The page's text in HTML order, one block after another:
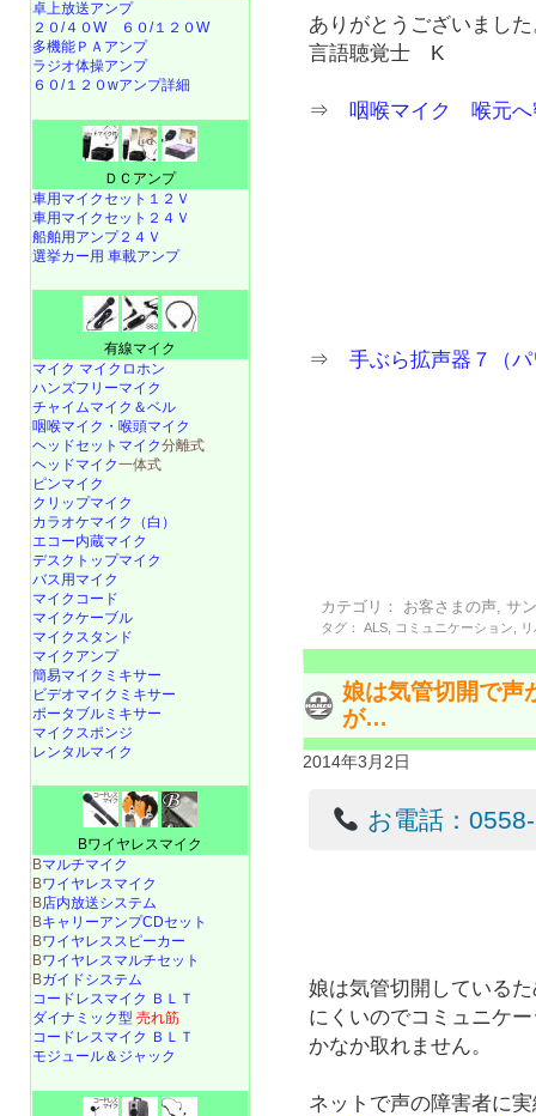
ありがとうございま
言語聴覚士 K
⇒咽喉マイク 喉元へ
⇒手ぶら拡声器７（
カテゴリ： お客さまの声 ,サ
タグ： ALS コミュニケーション
娘は気管切開で声
が…
2014年3月2日
お電話：
娘は気管切開している
にくいのでコミュニケ
かなか取れません。
ネットで声の障害者に
卓上放送アンプ
２０/４０W
６０/１２０W
多機能ＰＡアンプ
ラジオ体操アンプ
６０/１２０wアンプ詳細
ＤＣアンプ
車用マイクセット１２Ｖ
車用マイクセット２４Ｖ
船舶用アンプ２４Ｖ
選挙カー用 車載アンプ
有線マイク
マイク マイクロホン
ハンズフリーマイク
チャイムマイク＆ベル
咽喉マイク・喉頭マイク
ヘッドセットマイク分離式
ヘッドマイク一体式
ピンマイク
クリップマイク
カラオケマイク（白）
エコー内蔵マイク
デスクトップマイク
バス用マイク
マイクコード
マイクケーブル
マイクスタンド
マイクアンプ
簡易マイクミキサー
ビデオマイクミキサー
ポータブルミキサー
マイクスポンジ
レンタルマイク
Bワイヤレスマイク
Bマルチマイク
Bワイヤレスマイク
B店内放送システム
BキャリーアンプCDセット
Bワイヤレススピーカー
Bワイヤレスマルチセット
Bガイドシステム
コードレスマイク ＢＬＴ
ダイナミック型 売れ筋
コードレスマイク ＢＬＴ
モジュール＆ジャック